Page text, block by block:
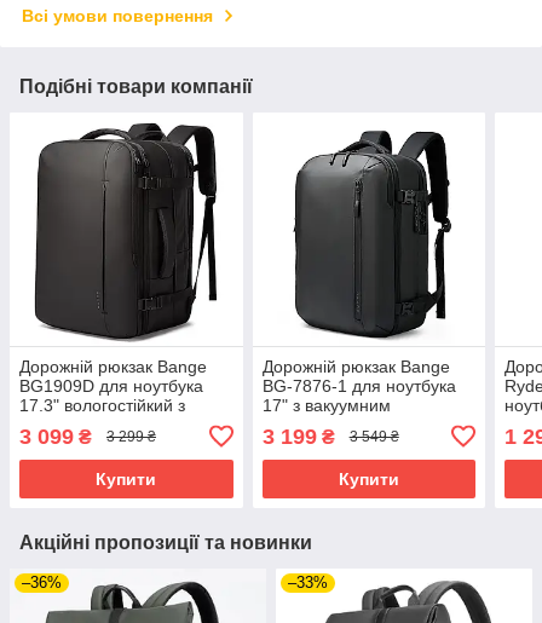
Всі умови повернення
Подібні товари компанії
Дорожній рюкзак Bange
BG1909D для ноутбука
17.3" вологостійкий з
портом (Чорний)
3 099 ₴ 3 299 ₴
Купити
Дорожній рюкзак Bange
BG-7876-1 для ноутбука
17" з вакуумним
TSA (Чорний)
3 199₴ 3 549 ₴
Купити
1
Акційні пропозиції та новинки
–36% –33%